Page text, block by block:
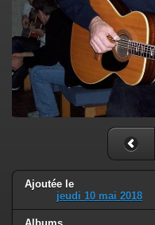
Ajoutée le
jeudi 10 mai 2018